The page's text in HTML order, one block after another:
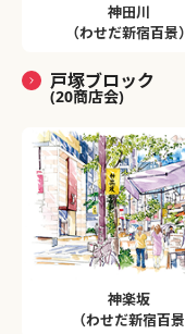
神田川
（わせだ新宿百景）
戸塚ブロック
(20商店会)
神楽坂
（わせだ新宿百景